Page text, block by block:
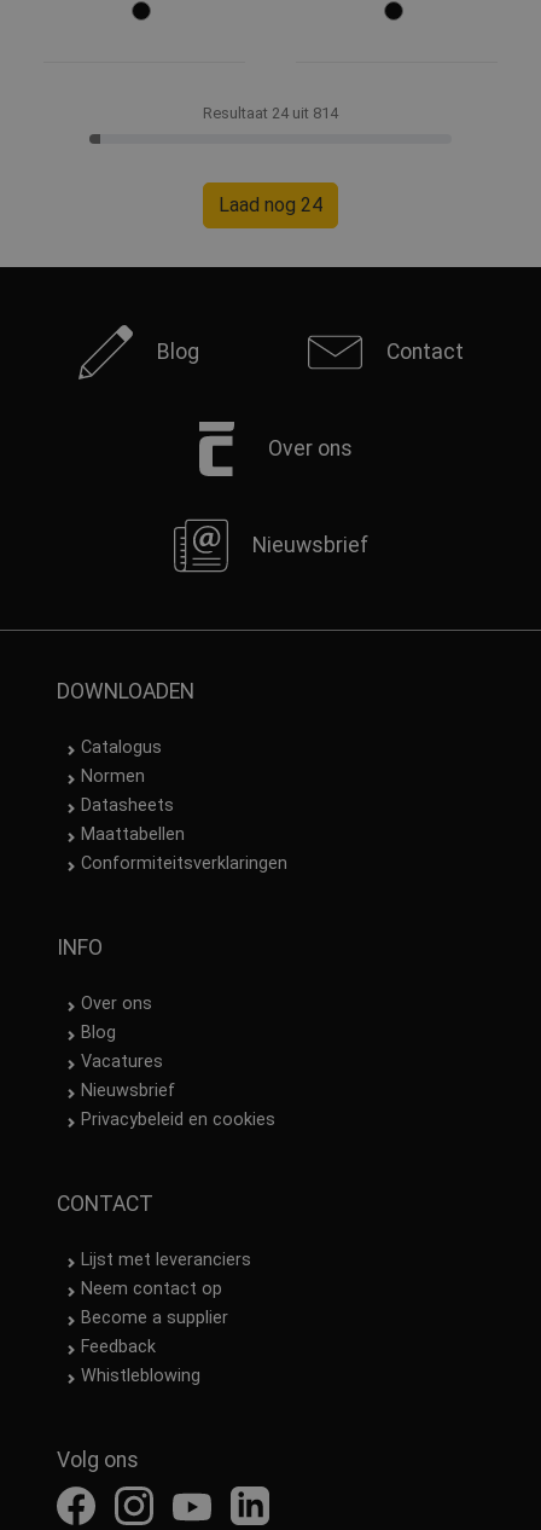
Resultaat 24 uit 814
Laad nog 24
Blog Contact
Over ons
Nieuwsbrief
DOWNLOADEN
Catalogus
Normen
Datasheets
Maattabellen
Conformiteitsverklaringen
INFO
Over ons
Blog
Vacatures
Nieuwsbrief
Privacybeleid en cookies
CONTACT
Lijst met leveranciers
Neem contact op
Become a supplier
Feedback
Whistleblowing
Volg ons